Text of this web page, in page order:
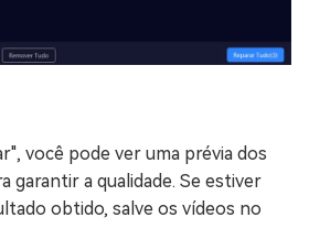
você pode ver uma prévia dos
garantir a qualidade. Se estiver
obtido, salve os vídeos no